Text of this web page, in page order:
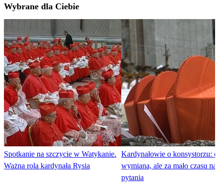
Wybrane dla Ciebie
Spotkanie na szczycie w Watykanie.
Ważna rola kardynała Rysia
Kardynałowie o konsystorzu:
wymiana, ale za mało czasu na
pytania